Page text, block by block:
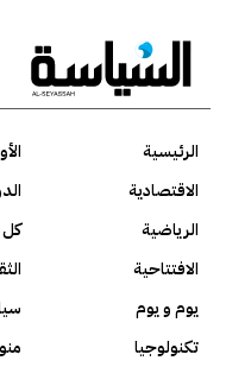
الرئيسية
الاقتصادية
الرياضية
كل
الافتتاحية
يوم و يوم
تكنولوجيا